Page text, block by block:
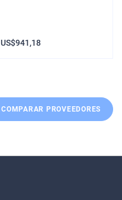
US$941,18
COMPARAR PROVEEDORES